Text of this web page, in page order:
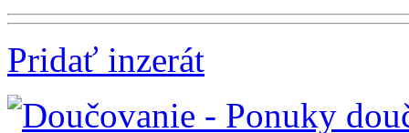
Pridať inzerát